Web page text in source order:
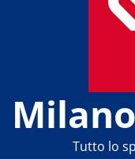
Tutto lo